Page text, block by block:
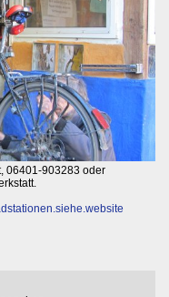
06401-903283 oder